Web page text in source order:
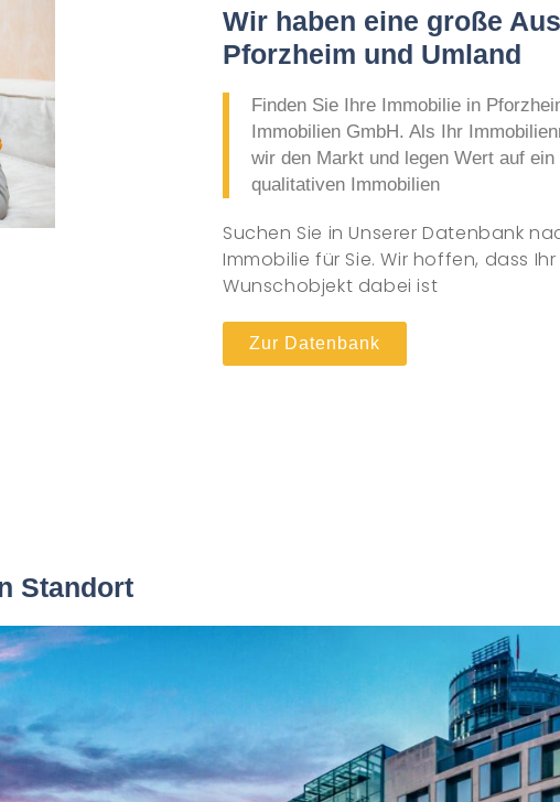
Wir haben eine große
Pforzheim und Umland
Finden Sie Ihre Immobilie in
Immobilien GmbH. Als Ihr
wir den Markt und legen Wert auf
qualitativen Immobilien
Suchen Sie in Unserer Datenbank
Immobilie für Sie. Wir hoffen, dass
Wunschobjekt dabei ist
Zur Datenbank
Standort